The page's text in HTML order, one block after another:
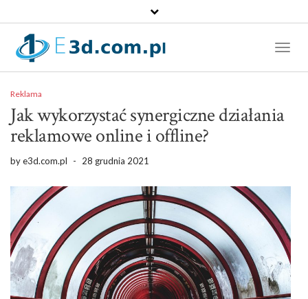
Reklama
Jak wykorzystać synergiczne działania
reklamowe online i offline?
bye3d.com.pl - 28 grudnia 2021